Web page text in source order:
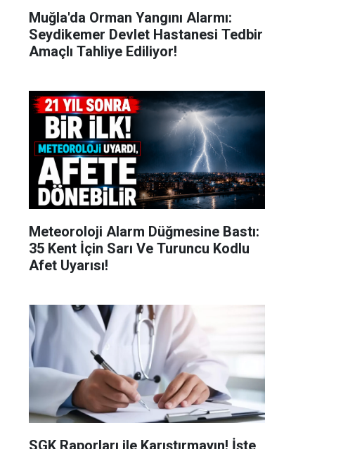
Muğla'da Orman Yangını Alarmı:
Seydikemer Devlet Hastanesi Tedbir
Amaçlı Tahliye Ediliyor!
Meteoroloji Alarm Düğmesine Bastı:
35 Kent İçin Sarı Ve Turuncu Kodlu
Afet Uyarısı!
SGK Raporları ile Karıştırmayın! İşte